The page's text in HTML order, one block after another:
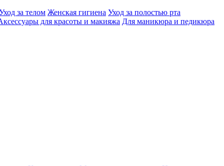
за телом Женская гигиена Уход за полостью рта
для красоты и макияжа Для маникюра и педикюра